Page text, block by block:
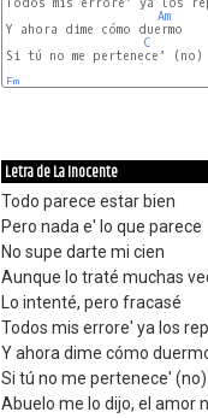
Am
Y ahora dime cómo duermo
C
Si tú no me pertenece' (no)
Fm
Letra de La Inocente
Todo parece estar bien
Pero nada e' lo que parece
No supe darte mi cien
Aunque lo traté muchas
Lo intenté, pero fracasé
Todos mis errore' ya los
Y ahora dime cómo
Si tú no me pertenece' (no)
Abuelo me lo dijo, el amor